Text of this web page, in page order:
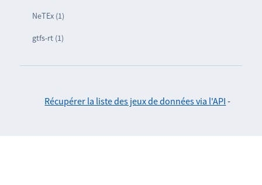
NeTEx (1)
gtfs-rt (1)
Récupérer la liste des jeux de données via l'API -